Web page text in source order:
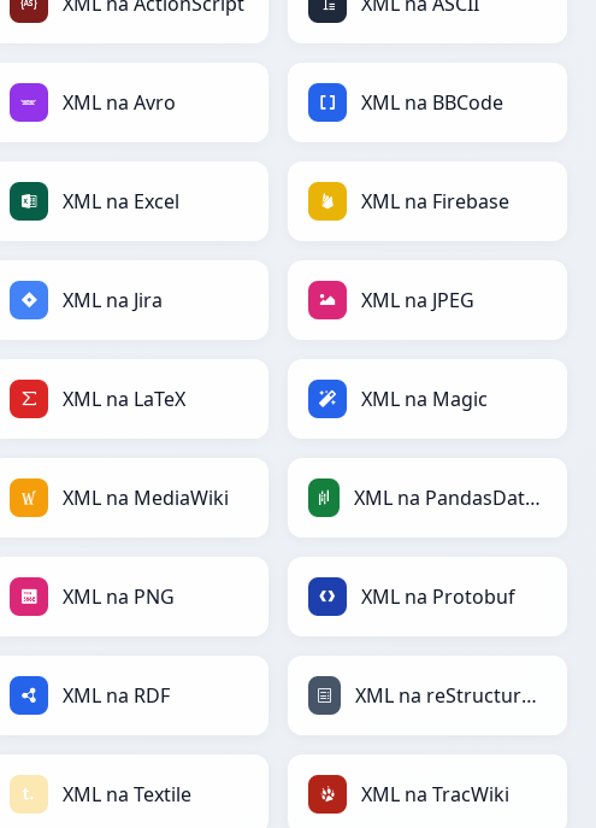
XML na Avro XML na BBCode
XML na Excel XML na Firebase
XML na Jira XML na JPEG
XML na LaTeX XML na Magic
XML na MediaWiki XML na PandasDataFrame
XML na PNG XML na Protobuf
XML na RDF XML na reStructuredText
XML na Textile XML na TracWiki